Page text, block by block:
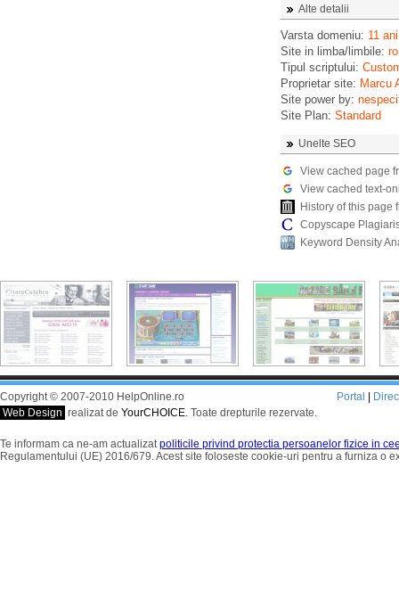
Alte detalii
Varsta domeniu: 11 ani
Site in limba/limbile: ro
Tipul scriptului:
Proprietar site: Marcu
Site power by:
Site Plan: Standard
Unelte SEO
View cached page
View cached text-
History of this page
Copyscape
Keyword Density
Copyright © 2007-2010 HelpOnline.ro
Web Design realizat de YourCHOICE. Toate drepturile rezervate.
Portal
Te informam ca ne-am actualizatpoliticile privind protectia persoanelor fizice in
Regulamentului (UE) 2016/679. Acest site foloseste cookie-uri pentru a furniza o